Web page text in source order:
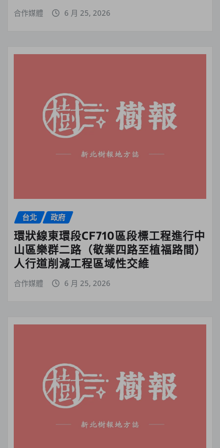
合作媒體 6 月 25, 2026
台北 政府
環狀線東環段CF710區段標工程進行中
山區樂群二路（敬業四路至植福路間）
人行道削減工程區域性交維
合作媒體 6 月 25, 2026